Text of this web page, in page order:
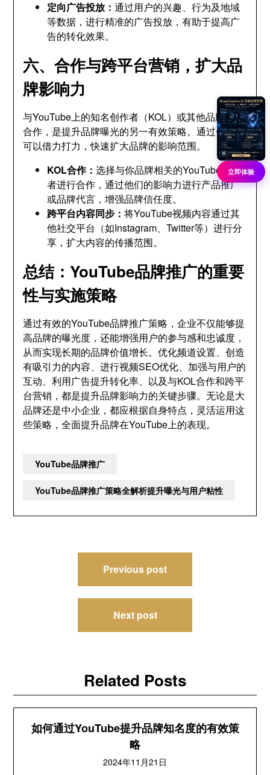
定向广告投放：通过用户的兴趣、行为及地域
等数据，进行精准的广告投放，有助于提高广
告的转化效果。
六、合作与跨平台营销，扩大品
牌影响力
与YouTube上的知名创作者（KOL）或其他品牌进行
合作，是提升品牌曝光的另一有效策略。通过合作，
可以借力打力，快速扩大品牌的影响范围。
KOL合作：选择与你品牌相关的YouTube创作
者进行合作，通过他们的影响力进行产品推广
或品牌代言，增强品牌信任度。
跨平台内容同步：将YouTube视频内容通过其
他社交平台（如Instagram、Twitter等）进行分
享，扩大内容的传播范围。
总结：YouTube品牌推广的重要
性与实施策略
通过有效的YouTube品牌推广策略，企业不仅能够提
高品牌的曝光度，还能增强用户的参与感和忠诚度，
从而实现长期的品牌价值增长。优化频道设置、创造
有吸引力的内容、进行视频SEO优化、加强与用户的
互动、利用广告提升转化率、以及与KOL合作和跨平
台营销，都是提升品牌影响力的关键步骤。无论是大
品牌还是中小企业，都应根据自身特点，灵活运用这
些策略，全面提升品牌在YouTube上的表现。
YouTube品牌推广
YouTube品牌推广策略全解析提升曝光与用户粘性
Previous post
Next post
Related Posts
如何通过YouTube提升品牌知名度的有效策
略
2024年11月21日
立即体验